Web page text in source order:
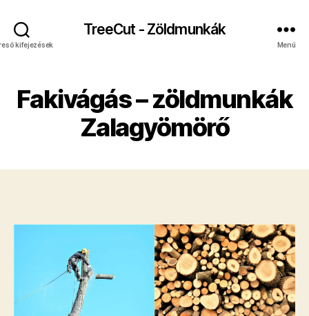
kifejezések
TreeCut - Zöldmunkák
Menü
Fakivágás – zöldmunkák
Zalagyömörő